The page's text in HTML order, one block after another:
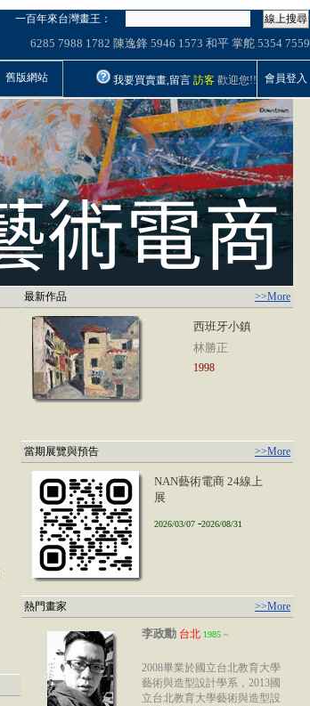
一百年來台灣畫王：
線上搜尋
6285 7988 1782 陳逸鋒 5946 1573 和平 掌舵 5354 7559
舊版網站 我要買賣畫,留言 訪客 歡迎您!! 會員登入
最新作品 >>More
西班牙小鎮
林勝正
1998
當期展覽與預告 >>More
NAN藝術電商 24線上
展
2026/03/07 -2026/08/31
熱門畫家 >>More
李政勳 台北 1985 ~
2008畢業於國立台北教育大學
藝術與造型設計學系，2013國
立台北教育大學藝術與造型設